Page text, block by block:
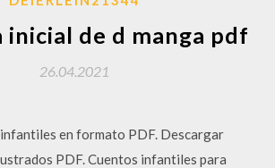
inicial de d manga pdf
26.04.2021
en formato PDF. Descargar
PDF. Cuentos infantiles para